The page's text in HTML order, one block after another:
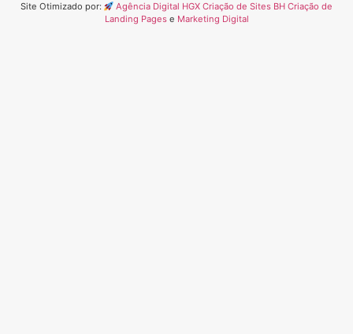
Site Otimizado por: Agência Digital HGX Criação de Sites BH Criação de
Landing Pagese Marketing Digital